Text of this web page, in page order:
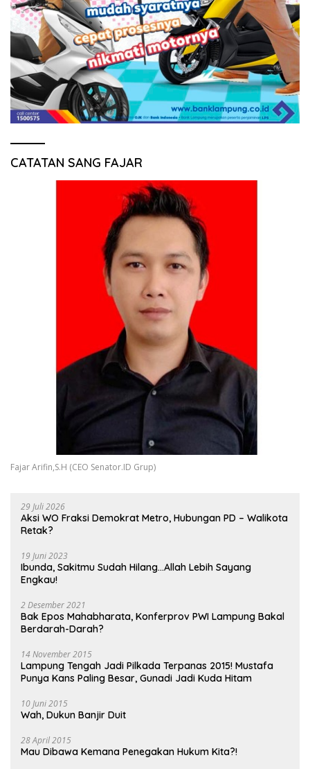
CATATAN SANG FAJAR
Fajar Arifin,S.H (CEO Senator.ID Grup)
29 Juli 2026
Aksi WO Fraksi Demokrat Metro, Hubungan PD – Walikota
Retak?
19 Juni 2023
Ibunda, Sakitmu Sudah Hilang…Allah Lebih Sayang
Engkau!
2 Desember 2021
Bak Epos Mahabharata, Konferprov PWI Lampung Bakal
Berdarah-Darah?
14 November 2015
Lampung Tengah Jadi Pilkada Terpanas 2015! Mustafa
Punya Kans Paling Besar, Gunadi Jadi Kuda Hitam
10 Juni 2015
Wah, Dukun Banjir Duit
28 April 2015
Mau Dibawa Kemana Penegakan Hukum Kita?!